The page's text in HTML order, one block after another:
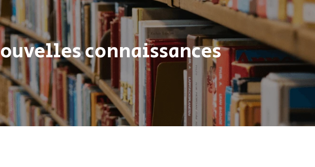
connaissances